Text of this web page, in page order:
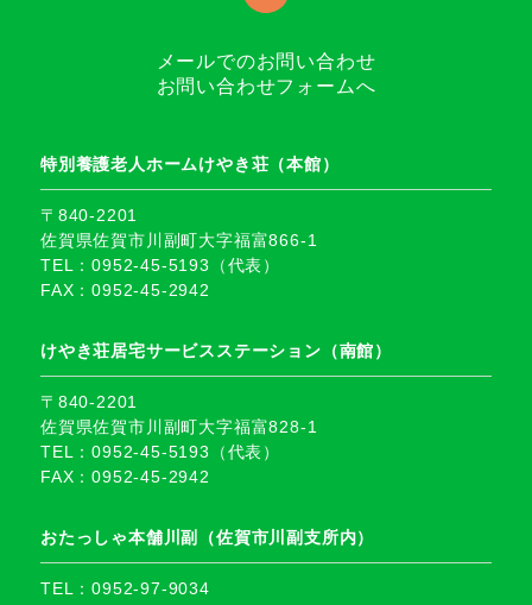
メールでのお問い合わせ
お問い合わせフォームへ
特別養護老人ホームけやき荘（本館）
〒840-2201
佐賀県佐賀市川副町大字福富866-1
TEL：0952-45-5193（代表）
FAX：0952-45-2942
けやき荘居宅サービスステーション（南館）
〒840-2201
佐賀県佐賀市川副町大字福富828-1
TEL：0952-45-5193（代表）
FAX：0952-45-2942
おたっしゃ本舗川副（佐賀市川副支所内）
TEL：0952-97-9034